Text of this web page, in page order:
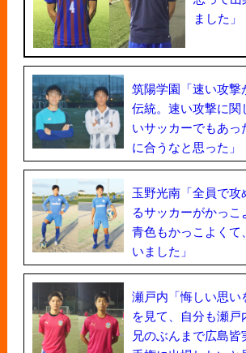
ました」
筑陽学園「速い攻撃
伝統。速い攻撃に関
いサッカーでもあっ
に合うなと思った」
玉野光南「全員で攻
るサッカーがかっ
青色もかっこよくて
いました」
瀬戸内「悔しい思い
を見て、自分も瀬戸
兄のぶんまで広島